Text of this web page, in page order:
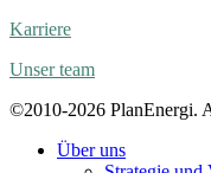
Karriere
Unser team
©2010-2026 PlanEnergi.
Über uns